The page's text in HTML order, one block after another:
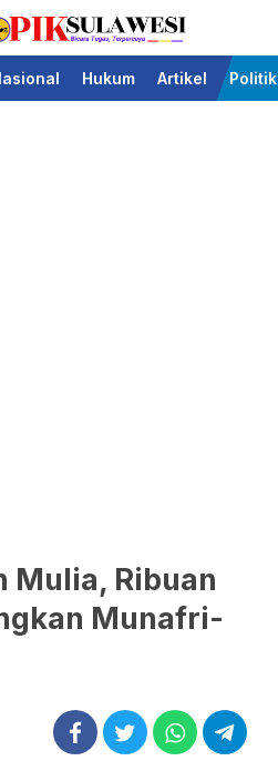
Topik Sulawesi
Tegas Terpercaya
Hukum Artikel Politik
Mulia, Ribuan
Munafri-